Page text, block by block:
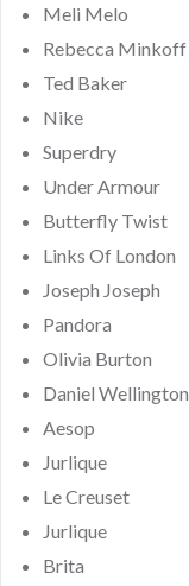
Meli Melo
Rebecca Minkoff
Ted Baker
Nike
Superdry
Under Armour
Butterfly Twist
Links Of London
Joseph Joseph
Pandora
Olivia Burton
Daniel Wellington
Aesop
Jurlique
Le Creuset
Jurlique
Brita